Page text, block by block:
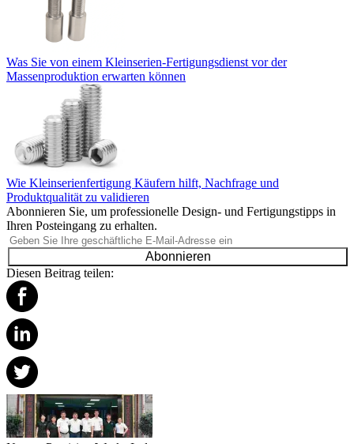
Was Sie von einem Kleinserien-Fertigungsdienst vor der
Massenproduktion erwarten können
Wie Kleinserienfertigung Käufern hilft, Nachfrage und
Produktqualität zu validieren
Abonnieren Sie, um professionelle Design- und Fertigungstipps in
Ihren Posteingang zu erhalten.
Abonnieren
Diesen Beitrag teilen: